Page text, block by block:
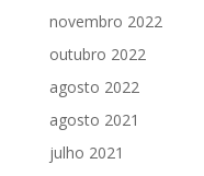
novembro 2022
outubro 2022
agosto 2022
agosto 2021
julho 2021